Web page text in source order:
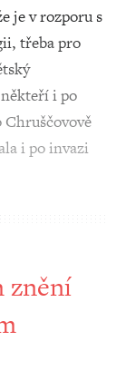
je v rozporu s
třeba pro
i po
i po invazi
znění